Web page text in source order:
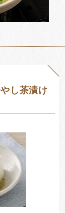
し茶漬け